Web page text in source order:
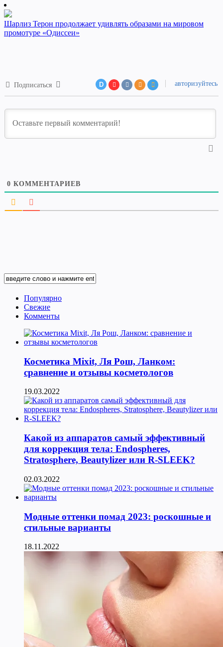
Шарлиз Терон продолжает удивлять образами на мировом
промотуре «Одиссеи»
Подписаться D авторизуйтесь
0 КОММЕНТАРИЕВ
Популярно
Свежие
Комменты
Косметика Мixit, Ля Рош, Ланком:
сравнение и отзывы косметологов
19.03.2022
Какой из аппаратов самый эффективный
для коррекция тела: Endospheres,
Stratosphere, Beautylizer или R-SLEEK?
02.03.2022
Модные оттенки помад 2023: роскошные и
стильные варианты
18.11.2022